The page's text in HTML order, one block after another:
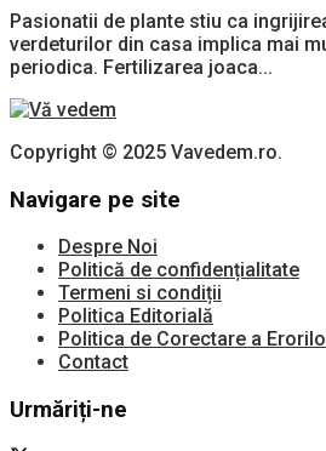
Pasionatii de plante stiu ca
verdeturilor din casa implica mai
periodica. Fertilizarea joaca...
Copyright © 2025 Vavedem.ro.
Navigare pe site
Despre Noi
Politică de confidențialitate
Termeni si condiții
Politica Editorială
Politica de Corectare a
Contact
Urmăriți-ne